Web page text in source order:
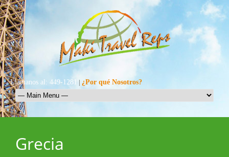
Llamanos al: 449-1281 | ¿Por qué Nosotros?
Grecia